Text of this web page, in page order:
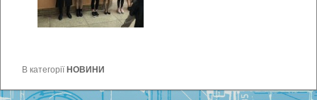
В категоріїНОВИНИ